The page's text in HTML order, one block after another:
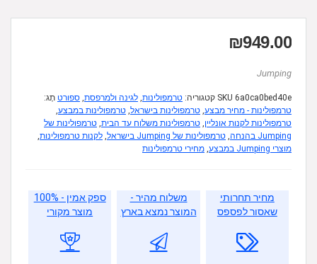
₪949.00
Jumping
SKU 6a0ca0bed40e קטגוריה: טרמפולינות, לגינה ולמרפסת, ספורט תָג:
טרמפולינות - מחיר מבצע, טרמפולינות בישראל, טרמפולינות במבצע,
טרמפולינות לקנות אונליין, טרמפולינות משלוח עד הבית, טרמפולינות של
Jumping בהנחה
, טרמפולינות של Jumping בישראל , לקנות טרמפולינות,
מוצרי Jumping במבצע
, מחירי טרמפולינות
מחיר תחרותי
שאסור לפספס
משלוח מהיר -
המוצר נמצא בארץ
ספק אמין - 100%
מוצר מקורי